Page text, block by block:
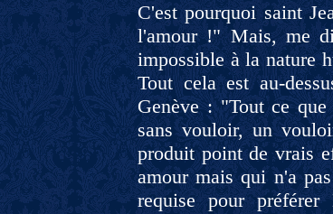
C'est pourquoi saint
l'amour !" Mais, me
impossible à la nature
Tout cela est au-
Genève : "Tout ce
sans vouloir, un
produit point de vrais
amour mais qui n'a
requise pour